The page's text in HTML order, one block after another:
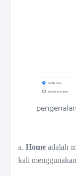
a.Home adalah
kali